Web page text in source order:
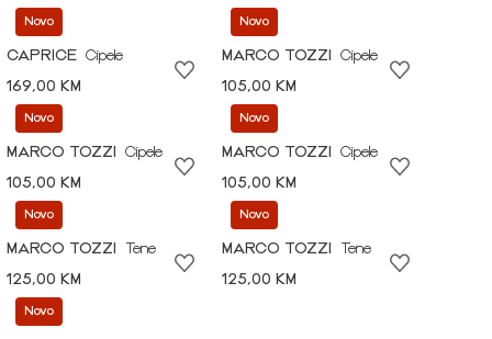
Novo
CAPRICE Cipele
169,00 KM
Novo
MARCO TOZZI
Cipele
105,00 KM
Novo
MARCO TOZZI
Cipele
105,00 KM
Novo
MARCO TOZZI
Cipele
105,00 KM
Novo
MARCO TOZZI
Tene
125,00 KM
Novo
MARCO TOZZI
Tene
125,00 KM
Novo